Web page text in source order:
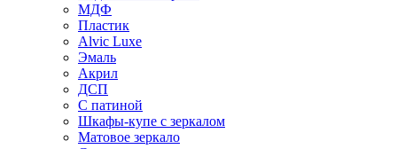
МДФ
Пластик
Alvic Luxe
Эмаль
Акрил
ДСП
С патиной
Шкафы-купе с зеркалом
Матовое зеркало